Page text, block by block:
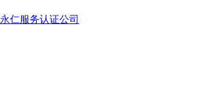
永仁服务认证公司